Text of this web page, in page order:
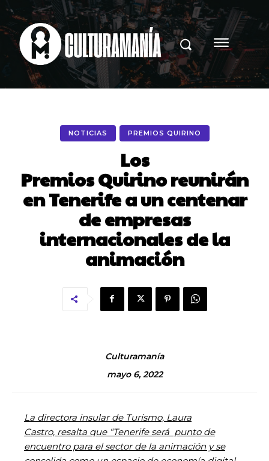
NOTICIAS PREMIOS QUIRINO
Los
Premios Quirino reunirán
en Tenerife a un centenar
de empresas
internacionales de la
animación
Culturamanía
mayo 6, 2022
La directora insular de Turismo, Laura
Castro, resalta que “Tenerife será punto de
encuentro para el sector de la animación y se